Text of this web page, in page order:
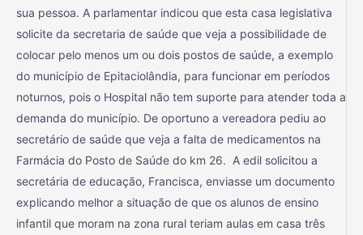
sua pessoa. A parlamentar indicou que esta casa legislativa
solicite da secretaria de saúde que veja a possibilidade de
colocar pelo menos um ou dois postos de saúde, a exemplo
do município de Epitaciolândia, para funcionar em períodos
noturnos, pois o Hospital não tem suporte para atender toda a
demanda do município. De oportuno a vereadora pediu ao
secretário de saúde que veja a falta de medicamentos na
Farmácia do Posto de Saúde do km 26. A edil solicitou a
secretária de educação, Francisca, enviasse um documento
explicando melhor a situação de que os alunos de ensino
infantil que moram na zona rural teriam aulas em casa três